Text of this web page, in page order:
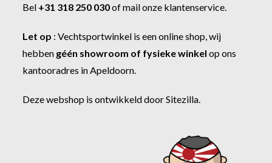
Bel +31 318 250 030ofmail onze klantenservice.
Let op :Vechtsportwinkel is een online shop, wij
hebben géén showroom of fysieke winkel op ons
kantooradres in Apeldoorn.
Deze webshop is ontwikkeld doorSitezilla.